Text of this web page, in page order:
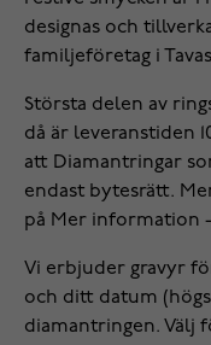
designas och
familjeföretag i
‌Största delen av
då är leveranstiden
att Diamantringar
endast bytesrätt.
på Mer information
Vi erbjuder gravyr
och ditt datum
diamantringen. Välj